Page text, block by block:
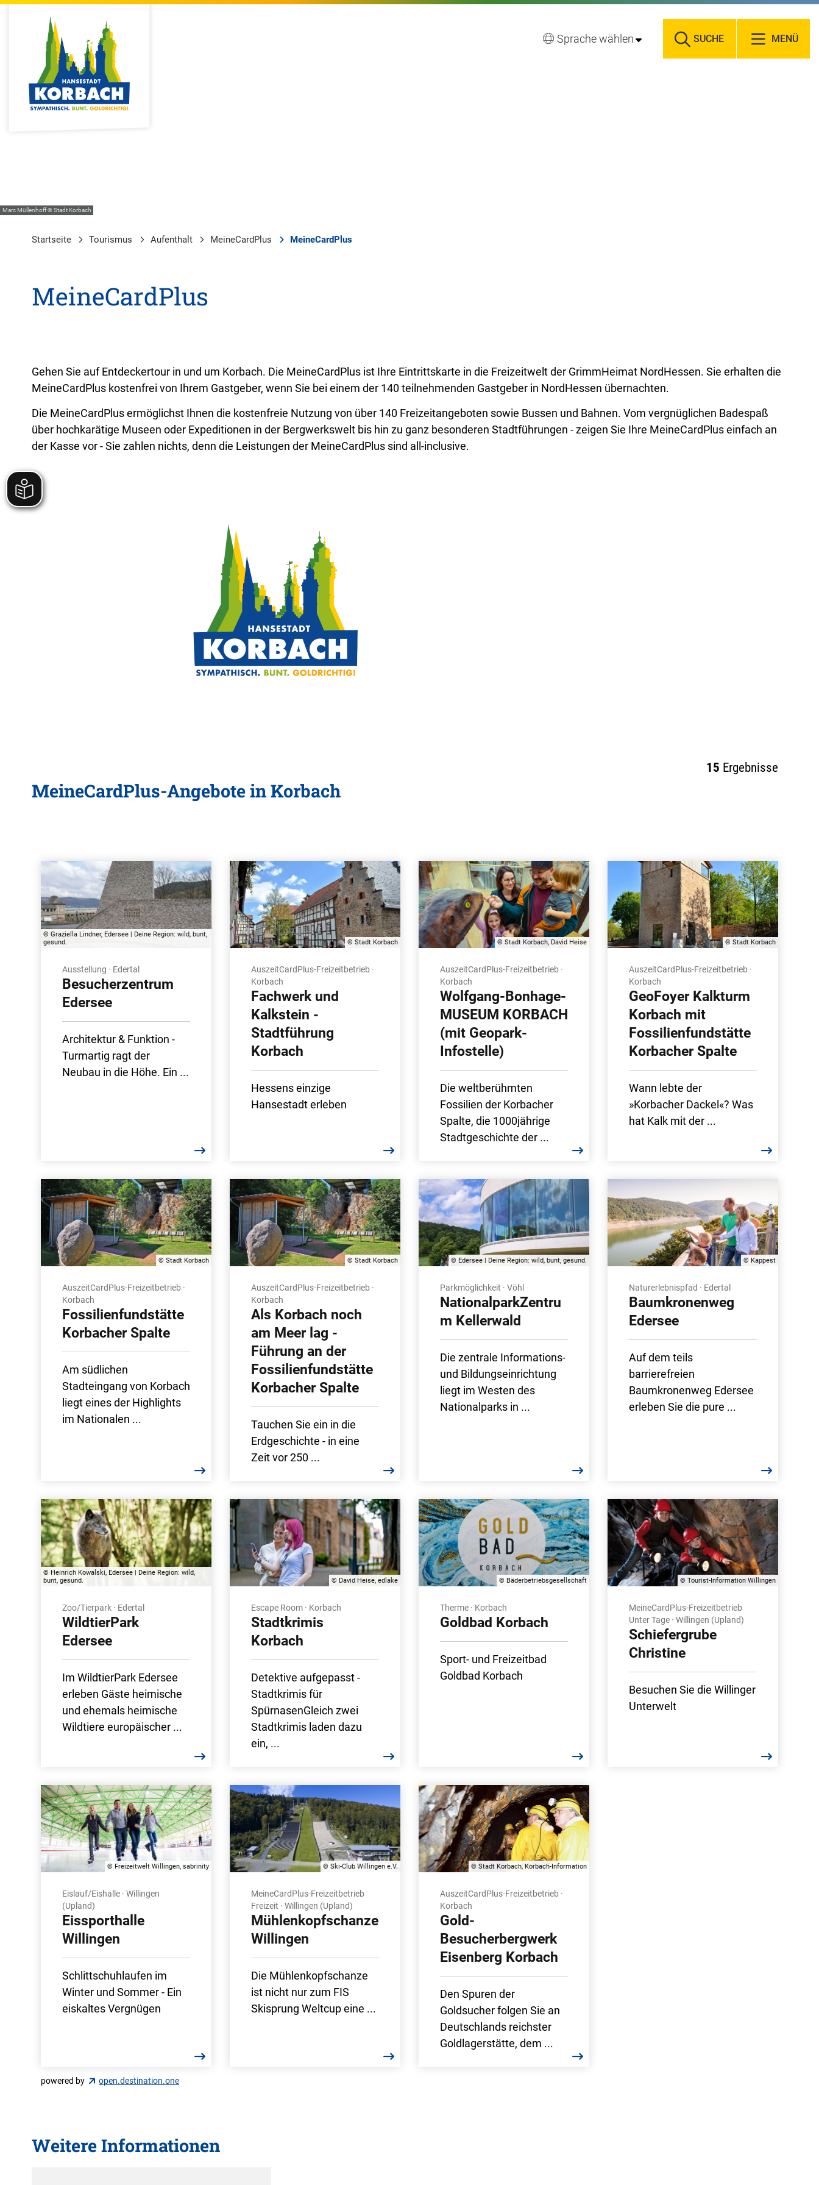
Sprache wählen SUCHE MENÜ
Marc Müllenhoff © Stadt Korbach
Startseite Tourismus Aufenthalt MeineCardPlus MeineCardPlus
MeineCardPlus
Gehen Sie auf Entdeckertour in und um Korbach. Die MeineCardPlus ist Ihre Eintrittskarte in die Freizeitwelt der GrimmHeimat NordHessen. Sie erhalten die
MeineCardPlus kostenfrei von Ihrem Gastgeber, wenn Sie bei einem der 140 teilnehmenden Gastgeber in NordHessen übernachten.
Die MeineCardPlus ermöglichst Ihnen die kostenfreie Nutzung von über 140 Freizeitangeboten sowie Bussen und Bahnen. Vom vergnüglichen Badespaß
über hochkarätige Museen oder Expeditionen in der Bergwerkswelt bis hin zu ganz besonderen Stadtführungen - zeigen Sie Ihre MeineCardPlus einfach an
der Kasse vor - Sie zahlen nichts, denn die Leistungen der MeineCardPlus sind all-inclusive.
MeineCardPlus-Angebote in Korbach
15 Ergebnisse
© Graziella Lindner, Edersee | Deine Region: wild, bunt,
gesund.
Ausstellung · Edertal
Besucherzentrum
Edersee
Architektur & Funktion -
Turmartig ragt der
Neubau in die Höhe. Ein ...
© Stadt Korbach
AuszeitCardPlus-Freizeitbetrieb ·
Korbach
Fachwerk und
Kalkstein -
Stadtführung
Korbach
Hessens einzige
Hansestadt erleben
© Stadt Korbach, David Heise
AuszeitCardPlus-Freizeitbetrieb ·
Korbach
Wolfgang-Bonhage-
MUSEUM KORBACH
(mit Geopark-
Infostelle)
Die weltberühmten
Fossilien der Korbacher
Spalte, die 1000jährige
Stadtgeschichte der ...
© Stadt Korbach
AuszeitCardPlus-Freizeitbetrieb ·
Korbach
GeoFoyer Kalkturm
Korbach mit
Fossilienfundstätte
Korbacher Spalte
Wann lebte der
»Korbacher Dackel«? Was
hat Kalk mit der ...
© Stadt Korbach
AuszeitCardPlus-Freizeitbetrieb ·
Korbach
Fossilienfundstätte
Korbacher Spalte
Am südlichen
Stadteingang von Korbach
liegt eines der Highlights
im Nationalen ...
© Stadt Korbach
AuszeitCardPlus-Freizeitbetrieb ·
Korbach
Als Korbach noch
am Meer lag -
Führung an der
Fossilienfundstätte
Korbacher Spalte
Tauchen Sie ein in die
Erdgeschichte - in eine
Zeit vor 250 ...
© Edersee | Deine Region: wild, bunt, gesund.
Parkmöglichkeit · Vöhl
NationalparkZentru
m Kellerwald
Die zentrale Informations-
und Bildungseinrichtung
liegt im Westen des
Nationalparks in ...
© Kappest
Naturerlebnispfad · Edertal
Baumkronenweg
Edersee
Auf dem teils
barrierefreien
Baumkronenweg Edersee
erleben Sie die pure ...
© Heinrich Kowalski, Edersee | Deine Region: wild,
bunt, gesund.
Zoo/Tierpark · Edertal
WildtierPark
Edersee
Im WildtierPark Edersee
erleben Gäste heimische
und ehemals heimische
Wildtiere europäischer ...
© David Heise, edlake
Escape Room · Korbach
Stadtkrimis
Korbach
Detektive aufgepasst -
Stadtkrimis für
SpürnasenGleich zwei
Stadtkrimis laden dazu
ein, ...
© Bäderbetriebsgesellschaft
Therme · Korbach
Goldbad Korbach
Sport- und Freizeitbad
Goldbad Korbach
© Tourist-Information Willingen
MeineCardPlus-Freizeitbetrieb
Unter Tage · Willingen (Upland)
Schiefergrube
Christine
Besuchen Sie die Willinger
Unterwelt
© Freizeitwelt Willingen, sabrinity
Eislauf/Eishalle · Willingen
(Upland)
Eissporthalle
Willingen
Schlittschuhlaufen im
Winter und Sommer - Ein
eiskaltes Vergnügen
© Ski-Club Willingen e.V.
MeineCardPlus-Freizeitbetrieb
Freizeit · Willingen (Upland)
Mühlenkopfschanze
Willingen
Die Mühlenkopfschanze
ist nicht nur zum FIS
Skisprung Weltcup eine ...
© Stadt Korbach, Korbach-Information
AuszeitCardPlus-Freizeitbetrieb ·
Korbach
Gold-
Besucherbergwerk
Eisenberg Korbach
Den Spuren der
Goldsucher folgen Sie an
Deutschlands reichster
Goldlagerstätte, dem ...
powered by open.destination.one
Weitere Informationen